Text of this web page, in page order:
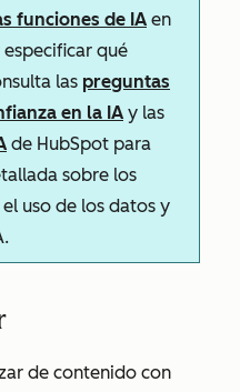
funciones de IA en
qué
las preguntas
en la IA y las
de HubSpot para
sobre los
uso de los datos y
de contenido con